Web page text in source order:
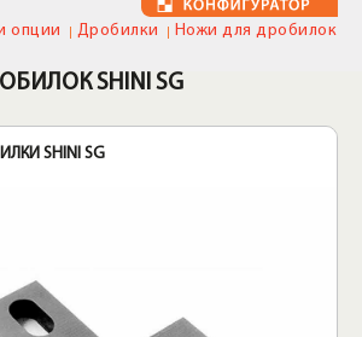
опции Дробилки
Ножи для дробилок
SHINI SG
SHINI SG